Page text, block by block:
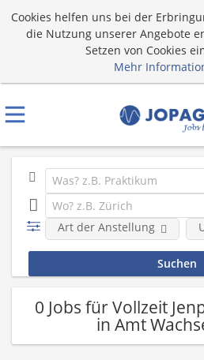
Cookies helfen uns bei der
die Nutzung unserer Angebote
Setzen von Cookies
Mehr
Art der Anstellung
0 Jobs für Vollzeit
in Amt